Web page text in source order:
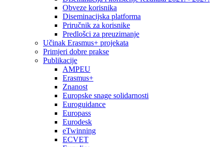
Obveze korisnika
Diseminacijska platforma
Priručnik za korisnike
Predlošci za preuzimanje
Učinak Erasmus+ projekata
Primjeri dobre prakse
Publikacije
AMPEU
Erasmus+
Znanost
Europske snage solidarnosti
Euroguidance
Europass
Eurodesk
eTwinning
ECVET